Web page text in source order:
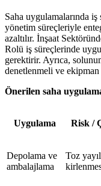
Saha uygulamalarında iş
yönetim süreçleriyle
azaltılır. İnşaat
Rolü iş süreçlerinde
gerektirir. Ayrıca,
denetlenmeli ve ekipman
Önerilen saha
Uygulama Risk /
Depolama ve
ambalajlama
Toz